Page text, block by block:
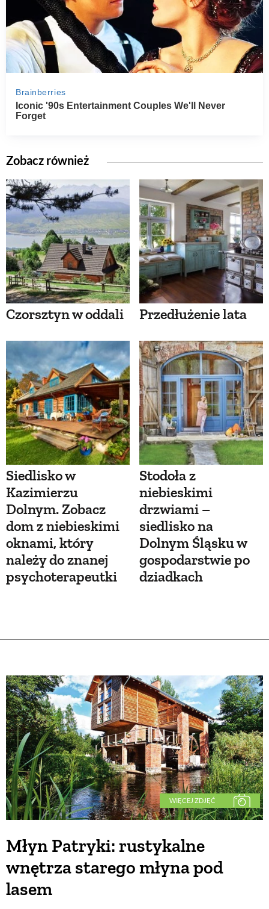
Zobacz również
Czorsztyn w oddali Przedłużenie lata
Siedlisko w
Kazimierzu
Dolnym. Zobacz
dom z niebieskimi
oknami, który
należy do znanej
psychoterapeutki
Stodoła z
niebieskimi
drzwiami –
siedlisko na
Dolnym Śląsku w
gospodarstwie po
dziadkach
WIĘCEJ ZDJĘĆ
Młyn Patryki: rustykalne
wnętrza starego młyna pod
lasem